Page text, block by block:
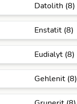
Datolith (8)
Enstatit (8)
Eudialyt (8)
Gehlenit (8)